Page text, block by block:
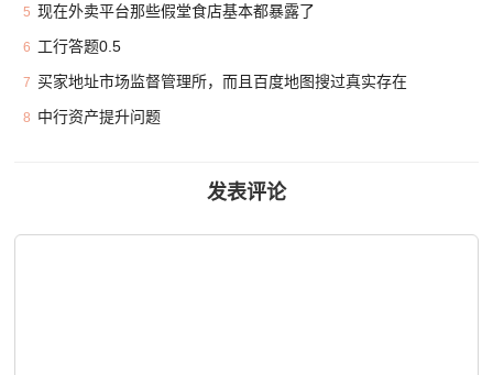
5 现在外卖平台那些假堂食店基本都暴露了
6 工行答题0.5
7 买家地址市场监督管理所，而且百度地图搜过真实存在
8 中行资产提升问题
发表评论